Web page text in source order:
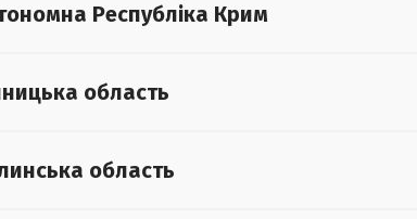
Республіка Крим
область
область